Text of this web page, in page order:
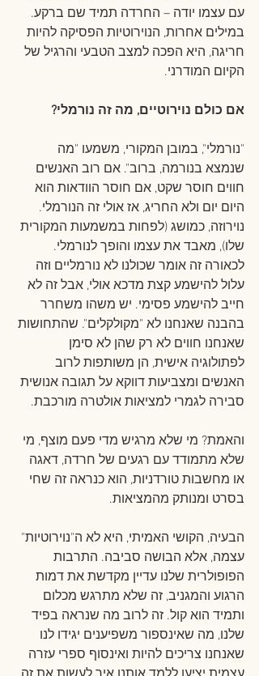
עם עצמו יודה – החרדה תמיד שם ברקע.
במילים אחרות, הנוירוטיות הפסיקה להיות
חריגה, היא הפכה למצב הטבעי והרגיל של
הקיום המודרני.
אם כולם נוירוטיים, מה זה נורמלי?
"נורמלי", במובן המקורי, משמעו "מה
שנמצא בנורמה, ברוב". אם רוב האנשים
חווים חוסר שקט, אם חוסר הוודאות הוא
היום יום ולא החריג, אז אולי זה הנורמלי.
נוירוזה, כמושג (לפחות במשמעות המקורית
שלו), מאבד את עצמו והופך לנורמלי.
לכאורה זה אומר שכולנו לא נורמליים וזה
עלול להישמע קצת מדכא אולי, אבל זה לא
חייב להישמע פסימי. יש משהו משחרר
בהבנה שאנחנו לא "מקולקלים". שהתחושות
שאנחנו חווים לא רק שהן לא סימן
לפתולוגיה אישית, הן משותפות לרוב
האנשים ומצביעות דווקא על תגובה אנושית
סבירה לגמרי למציאות אולטרה מורכבת.
והאמת? מי שלא מרגיש מדי פעם מוצף, מי
שלא מתמודד עם רגעים של חרדה, דאגה
או מחשבות טורדניות, הוא כנראה זה שחי
בסרט ומנותק מהמציאות.
הבעיה, הקושי האמיתי, היא לא ה"נוירוטיות"
עצמה, אלא הבושה סביבה. התרבות
הפופולרית שלנו עדיין מקדשת את דמות
הרגוע והמגניב, זה שלא מתרגש מכלום
ותמיד הוא קול. זה לרוב מה שנראה בפיד
שלנו, מה שאינספור משפיענים יגידו לנו
שאנחנו צריכים להיות ואינסוף ספרי עזרה